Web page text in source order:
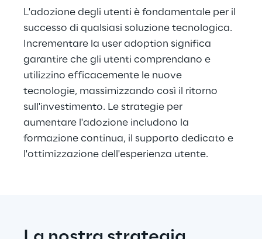
L'adozione degli utenti è fondamentale per il
successo di qualsiasi soluzione tecnologica.
Incrementare la user adoption significa
garantire che gli utenti comprendano e
utilizzino efficacemente le nuove
tecnologie, massimizzando così il ritorno
sull'investimento. Le strategie per
aumentare l'adozione includono la
formazione continua, il supporto dedicato e
l'ottimizzazione dell'esperienza utente.